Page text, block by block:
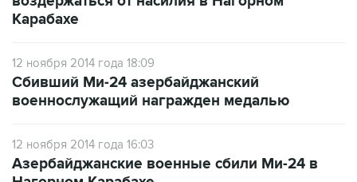
12 ноября 2014 года 18:09
военнослужащий награжден медалью
12 ноября 2014 года 16:03
Нагорном Карабахе